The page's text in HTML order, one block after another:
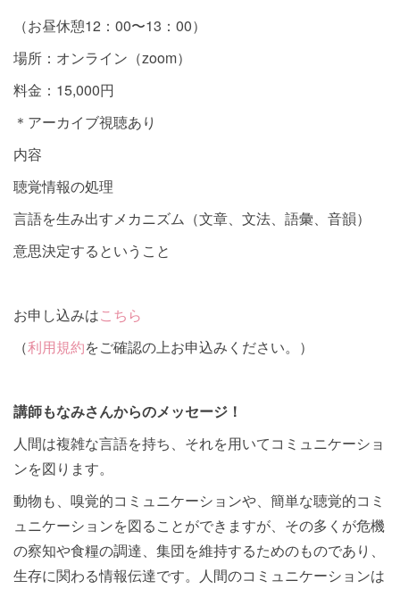
（お昼休憩12：00〜13：00）
場所：オンライン（zoom）
料金：15,000円
＊アーカイブ視聴あり
内容
聴覚情報の処理
言語を生み出すメカニズム（文章、文法、語彙、音韻）
意思決定するということ
お申し込みはこちら
（利用規約をご確認の上お申込みください。）
講師もなみさんからのメッセージ！
人間は複雑な言語を持ち、それを用いてコミュニケーショ
ンを図ります。
動物も、嗅覚的コミュニケーションや、簡単な聴覚的コミ
ュニケーションを図ることができますが、その多くが危機
の察知や食糧の調達、集団を維持するためのものであり、
生存に関わる情報伝達です。人間のコミュニケーションは